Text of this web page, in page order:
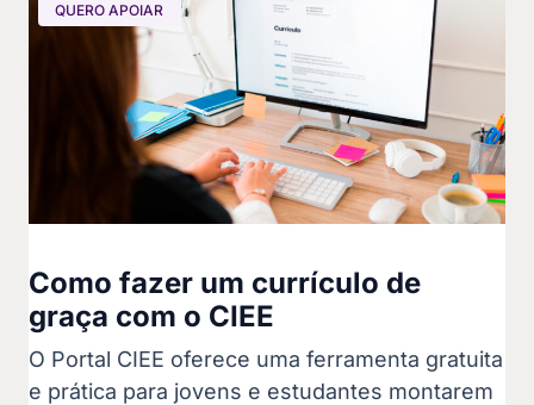
QUERO APOIAR
Como fazer um currículo de
graça com o CIEE
O Portal CIEE oferece uma ferramenta gratuita
e prática para jovens e estudantes montarem